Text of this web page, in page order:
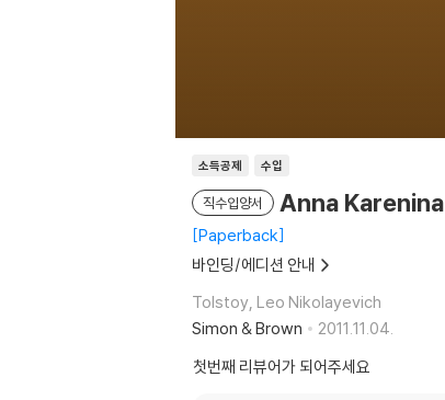
소득공제 수입
직수입양서 Anna Karenina
Paperback
바인딩/에디션 안내
Tolstoy, Leo Nikolayevich
Simon & Brown
2011.11.04.
첫번째 리뷰어가 되어주세요